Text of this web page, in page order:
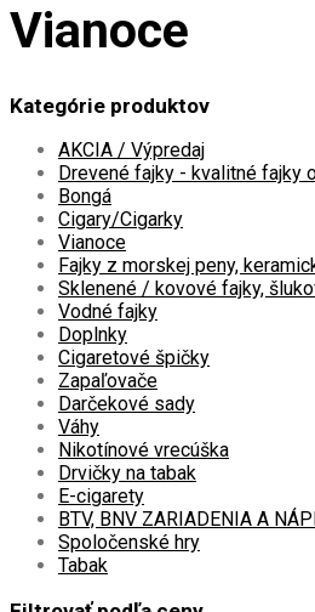
Vianoce
Kategórie produktov
AKCIA / Výpredaj
Drevené fajky - kvalitné fajky
Bongá
Cigary/Cigarky
Vianoce
Fajky z morskej peny,
Sklenené / kovové fajky,
Vodné fajky
Doplnky
Cigaretové špičky
Zapaľovače
Darčekové sady
Váhy
Nikotínové vrecúška
Drvičky na tabak
E-cigarety
BTV, BNV ZARIADENIA A
Spoločenské hry
Tabak